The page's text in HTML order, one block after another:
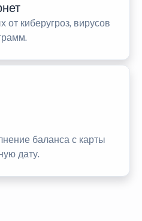
киберугроз, вирусов
баланса с карты
дату.